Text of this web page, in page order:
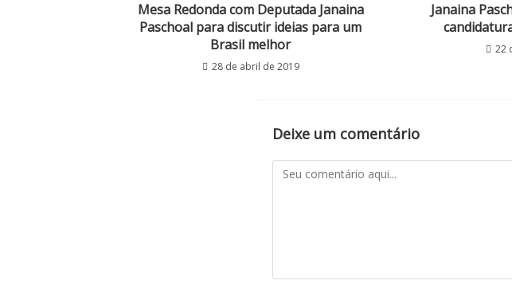
Mesa Redonda com Deputada Janaina
Paschoal para discutir ideias para um
Brasil melhor
28 de abril de 2019
Janaina
22
Deixe um comentário